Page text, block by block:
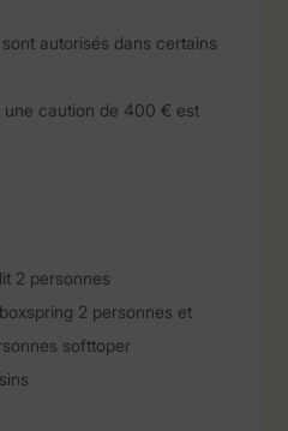
autorisés dans certains
une caution de 400 € est
2 personnes
2 personnes et
softtoper